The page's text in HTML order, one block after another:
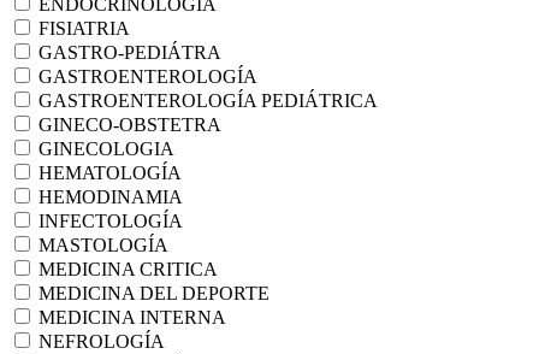
ENDOCRINOLOGÍA
FISIATRIA
GASTRO-PEDIÁTRA
GASTROENTEROLOGÍA
GASTROENTEROLOGÍA PEDIÁTRICA
GINECO-OBSTETRA
GINECOLOGIA
HEMATOLOGÍA
HEMODINAMIA
INFECTOLOGÍA
MASTOLOGÍA
MEDICINA CRITICA
MEDICINA DEL DEPORTE
MEDICINA INTERNA
NEFROLOGÍA